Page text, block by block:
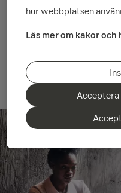
hur webbplatsen
Läs mer om kakor
Acceptera